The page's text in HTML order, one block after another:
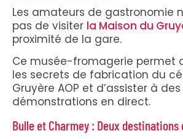
Les amateurs de gastronomie
pas de visiter la Maison du
proximité de la gare.
Ce musée-fromagerie permet
les secrets de fabrication du
Gruyère AOP et d’assister à des
démonstrations en direct.
Bulle et Charmey : Deux